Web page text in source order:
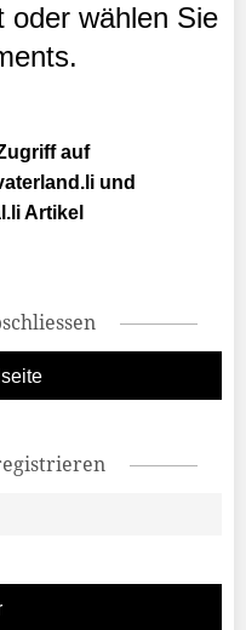
oder wählen Sie
auf
und
Artikel